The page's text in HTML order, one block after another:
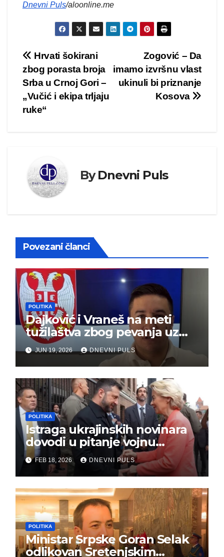
Dnevni Puls/aloonline.me
Kretanje
članka
Zogović – Da
imamo izvršnu vlast
ukinuli bi priznanje
Kosova
Hrvati šokirani
zbog porasta broja
Srba u Crnoj Gori –
„Vučić i ekipa trljaju
ruke“
ByDnevni Puls
Povezani članci
POLITIKA
Dajković i Vraneš na meti
tužilaštva zbog pevanja uz
gusle
JUN 19, 2026 DNEVNI PULS
POLITIKA
Istraga ukrajinskih novinara
dovodi u pitanje vojnu
pomoć Kijevu – Vojna pomoć
skrenula sa puta!
FEB 18, 2026 DNEVNI PULS
POLITIKA
Ministar Srpske Goran Selak
odlikovan Sretenjskim